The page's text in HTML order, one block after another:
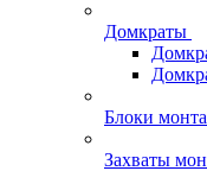
Домкраты
Блоки
Захваты